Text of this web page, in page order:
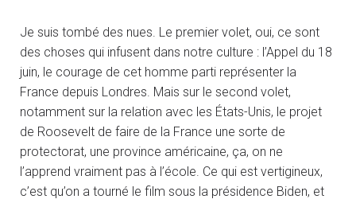
Je suis tombé des nues. Le premier volet, oui, ce sont
des choses qui infusent dans notre culture : l’Appel du 18
juin, le courage de cet homme parti représenter la
France depuis Londres. Mais sur le second volet,
notamment sur la relation avec les États-Unis, le projet
de Roosevelt de faire de la France une sorte de
protectorat, une province américaine, ça, on ne
l’apprend vraiment pas à l’école. Ce qui est vertigineux,
c’est qu’on a tourné le film sous la présidence Biden, et